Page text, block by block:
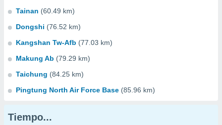
Tainan (60.49 km)
Dongshi (76.52 km)
Kangshan Tw-Afb (77.03 km)
Makung Ab (79.29 km)
Taichung (84.25 km)
Pingtung North Air Force Base (85.96 km)
Tiempo...